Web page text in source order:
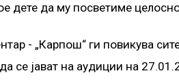
дете да му посветиме
- „Карпош“ ги повикува
се јават на аудиции на